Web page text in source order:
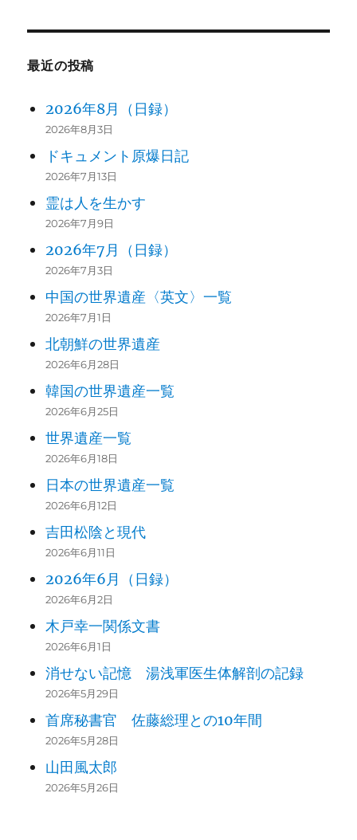
最近の投稿
2026年8月（日録）
2026年8月3日
ドキュメント原爆日記
2026年7月13日
霊は人を生かす
2026年7月9日
2026年7月（日録）
2026年7月3日
中国の世界遺産〈英文〉一覧
2026年7月1日
北朝鮮の世界遺産
2026年6月28日
韓国の世界遺産一覧
2026年6月25日
世界遺産一覧
2026年6月18日
日本の世界遺産一覧
2026年6月12日
吉田松陰と現代
2026年6月11日
2026年6月（日録）
2026年6月2日
木戸幸一関係文書
2026年6月1日
消せない記憶 湯浅軍医生体解剖の記録
2026年5月29日
首席秘書官 佐藤総理との10年間
2026年5月28日
山田風太郎
2026年5月26日